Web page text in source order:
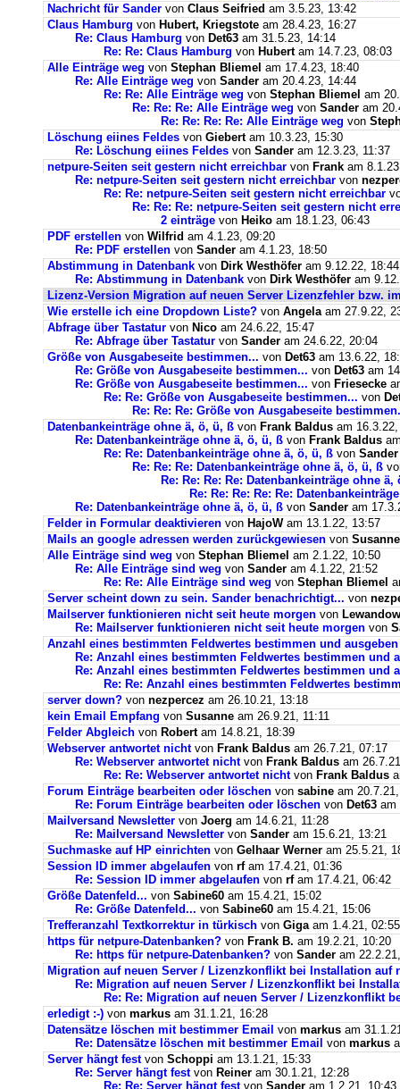
Nachricht für Sander von Claus Seifried am 3.5.23, 13:42
Claus Hamburg von Hubert, Kriegstote am 28.4.23, 16:27
Re: Claus Hamburg von Det63 am 31.5.23, 14:14
Re: Re: Claus Hamburg von Hubertam 14.7.23, 08:03
Alle Einträge weg von Stephan Bliemel am 17.4.23, 18:40
Re: Alle Einträge weg von Sander am 20.4.23, 14:44
Re: Re: Alle Einträge weg von Stephan Bliemel am
Re: Re: Re: Alle Einträge weg von Sander am
Re: Re: Re: Re: Alle Einträge weg von
Löschung eiines Feldes von Giebertam 10.3.23, 15:30
Re: Löschung eiines Feldes von Sander am 12.3.23, 11:37
netpure-Seiten seit gestern nicht erreichbar von Frank am
Re: netpure-Seiten seit gestern nicht erreichbar von
Re: Re: netpure-Seiten seit gestern nicht erreichbar
Re: Re: Re: netpure-Seiten seit gestern nicht
2 einträge von Heiko am 18.1.23, 06:43
PDF erstellen von Wilfrid am 4.1.23, 09:20
Re: PDF erstellen von Sander am 4.1.23, 18:50
Abstimmung in Datenbank von Dirk Westhöfer am 9.12.22, 18:44
Re: Abstimmung in Datenbank von Dirk Westhöfer am
Lizenz-Version Migration auf neuen Server Lizenzfehler bzw.
Wie erstelle ich eine Dropdown Liste? von Angela am 27.9.22,
Abfrage über Tastatur von Nico am 24.6.22, 15:47
Re: Abfrage über Tastatur von Sander am 24.6.22, 20:04
Größe von Ausgabeseite bestimmen... von Det63 am 13.6.22,
Re: Größe von Ausgabeseite bestimmen... von Det63 am
Re: Größe von Ausgabeseite bestimmen... von Friesecke
Re: Re: Größe von Ausgabeseite bestimmen... von
Re: Re: Re: Größe von Ausgabeseite
Datenbankeinträge ohne ä, ö, ü, ß von Frank Baldus am
Re: Datenbankeinträge ohne ä, ö, ü, ß von Frank Baldus
Re: Re: Datenbankeinträge ohne ä, ö, ü, ß von Sander
Re: Re: Re: Datenbankeinträge ohne ä, ö, ü, ß
Re: Re: Re: Re: Datenbankeinträge ohne ä,
Re: Re: Re: Re: Re:
Re: Datenbankeinträge ohne ä, ö, ü, ß von Sander am
Felder in Formular deaktivieren von HajoWam 13.1.22, 13:57
Mails an google adressen werden zurückgewiesen von Susanne
Alle Einträge sind weg von Stephan Bliemel am 2.1.22, 10:50
Re: Alle Einträge sind weg von Sander am 4.1.22, 21:52
Re: Re: Alle Einträge sind weg von Stephan Bliemel
Server scheint down zu sein. Sander benachrichtigt... von
Mailserver funktionieren nicht seit heute morgen von
Re: Mailserver funktionieren nicht seit heute morgen von
Anzahl eines bestimmten Feldwertes bestimmen und ausgeben
Re: Anzahl eines bestimmten Feldwertes bestimmen und
Re: Anzahl eines bestimmten Feldwertes bestimmen und
Re: Re: Anzahl eines bestimmten Feldwertes
server down? von nezpercez am 26.10.21, 13:18
kein Email Empfang von Susanne am 26.9.21, 11:11
Felder Abgleich von Robertam 14.8.21, 18:39
Webserver antwortet nichtvon Frank Baldus am 26.7.21, 07:17
Re: Webserver antwortet nichtvon Frank Baldus am
Re: Re: Webserver antwortet nichtvon Frank Baldus
Forum Einträge bearbeiten oder löschen von sabine am
Re: Forum Einträge bearbeiten oder löschen von Det63 am
Mailversand Newsletter von Joerg am 14.6.21, 11:28
Re: Mailversand Newsletter von Sander am 15.6.21, 13:21
Suchmaske auf HP einrichten von Gelhaar Werner am 25.5.21,
Session ID immer abgelaufen von rfam 17.4.21, 01:36
Re: Session ID immer abgelaufen von rfam 17.4.21, 06:42
Größe Datenfeld... von Sabine60 am 15.4.21, 15:02
Re: Größe Datenfeld... von Sabine60 am 15.4.21, 15:06
Trefferanzahl Textkorrektur in türkisch von Gigaam 1.4.21, 02:55
https für netpure-Datenbanken? von Frank B. am 19.2.21, 10:20
Re: https für netpure-Datenbanken? von Sander am
Migration auf neuen Server / Lizenzkonflikt bei Installation auf
Re: Migration auf neuen Server / Lizenzkonflikt bei
Re: Re: Migration auf neuen Server / Lizenzkonflikt
erledigt :-) von markus am 31.1.21, 16:28
Datensätze löschen mit bestimmer Email von markus am
Re: Datensätze löschen mit bestimmer Email von markus
Server hängt festvon Schoppi am 13.1.21, 15:33
Re: Server hängt festvon Reiner am 30.1.21, 12:28
Re: Re: Server hängt festvon Sander am 1.2.21, 10:43